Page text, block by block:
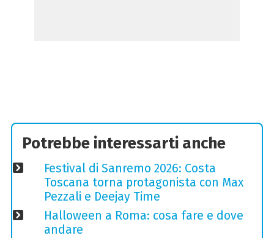
Potrebbe interessarti anche
Festival di Sanremo 2026: Costa
Toscana torna protagonista con Max
Pezzali e Deejay Time
Halloween a Roma: cosa fare e dove
andare